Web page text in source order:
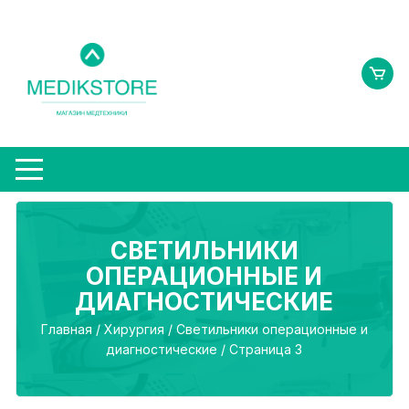
содержимому
СВЕТИЛЬНИКИ
ОПЕРАЦИОННЫЕ И
ДИАГНОСТИЧЕСКИЕ
Главная / Хирургия / Светильники операционные и
диагностические / Страница 3